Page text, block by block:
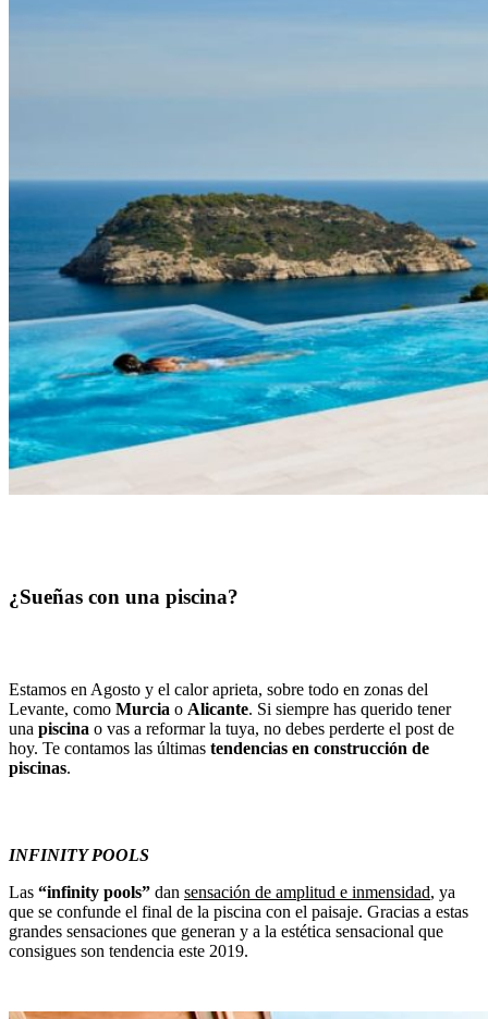
¿Sueñas con una piscina?
Estamos en Agosto y el calor aprieta, sobre todo en zonas del
Levante, como Murcia o Alicante. Si siempre has querido tener
una piscina o vas a reformar la tuya, no debes perderte el post de
hoy. Te contamos las últimas tendencias en construcción de
piscinas.
INFINITY POOLS
Las “infinity pools” dan sensación de amplitud e inmensidad, ya
que se confunde el final de la piscina con el paisaje. Gracias a estas
grandes sensaciones que generan y a la estética sensacional que
consigues son tendencia este 2019.